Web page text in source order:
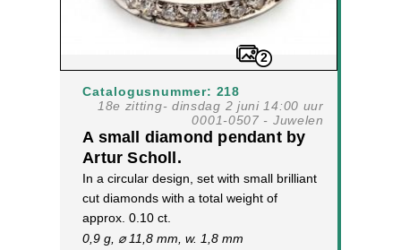
2
Catalogusnummer: 218
18e zitting- dinsdag 2 juni 14:00 uur
0001-0507 - Juwelen
A small diamond pendant by
Artur Scholl.
In a circular design, set with small brilliant
cut diamonds with a total weight of
approx. 0.10 ct.
0,9 g, ⌀ 11,8 mm, w. 1,8 mm